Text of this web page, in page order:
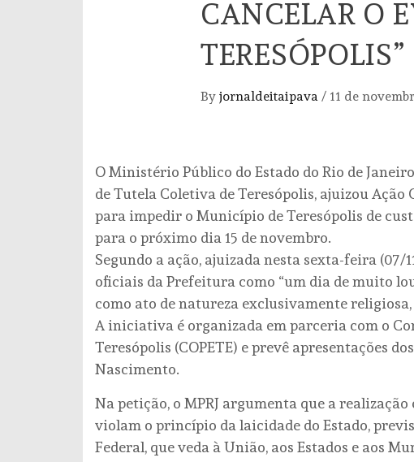
CANCELAR O
TERESÓPOLIS”
By jornaldeitaipava / 11 de
O Ministério Público do Estado do Rio de
de Tutela Coletiva de Teresópolis, ajuizou
para impedir o Município de Teresópolis de
para o próximo dia 15 de novembro.
Segundo a ação, ajuizada nesta sexta-feira (07/
oficiais da Prefeitura como “um dia de muito
como ato de natureza exclusivamente
A iniciativa é organizada em parceria com o
Teresópolis (COPETE) e prevê apresentações
Nascimento.
Na petição, o MPRJ argumenta que a
violam o princípio da laicidade do Estado,
Federal, que veda à União, aos Estados e aos